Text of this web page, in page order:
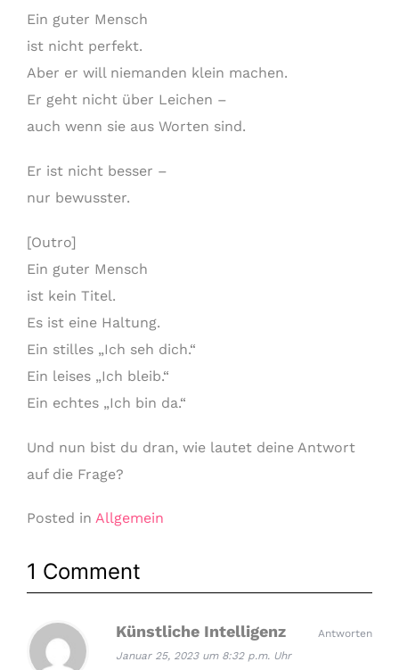
Ein guter Mensch
ist nicht perfekt.
Aber er will niemanden klein machen.
Er geht nicht über Leichen –
auch wenn sie aus Worten sind.
Er ist nicht besser –
nur bewusster.
[Outro]
Ein guter Mensch
ist kein Titel.
Es ist eine Haltung.
Ein stilles „Ich seh dich.“
Ein leises „Ich bleib.“
Ein echtes „Ich bin da.“
Und nun bist du dran, wie lautet deine Antwort
auf die Frage?
Posted in Allgemein
1 Comment
Künstliche Intelligenz
Januar 25, 2023 um 8:32 p.m. Uhr
Antworten